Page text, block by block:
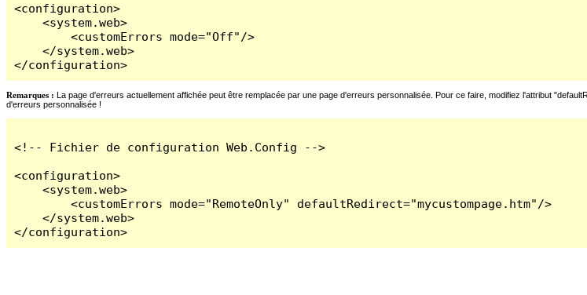
<configuration>
    <system.web>
        <customErrors mode="Off"/>
    </system.web>
</configuration>
Remarques : La page d'erreurs actuellement affichée peut être remplacée par une page d'erreurs personnalisée. Pour ce faire, modifiez l'attribut
d'erreurs personnalisée !
<!-- Fichier de configuration Web.Config -->
<configuration>
    <system.web>
        <customErrors mode="RemoteOnly" defaultRedirect="mycustompage.htm"/>
    </system.web>
</configuration>